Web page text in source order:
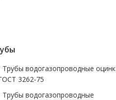
Трубы водогазопроводные оцинк
3262-75
Трубы водогазопроводные